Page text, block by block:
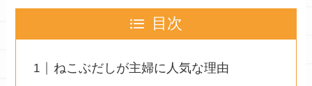
目次
ねこぶだしが主婦に人気な理由